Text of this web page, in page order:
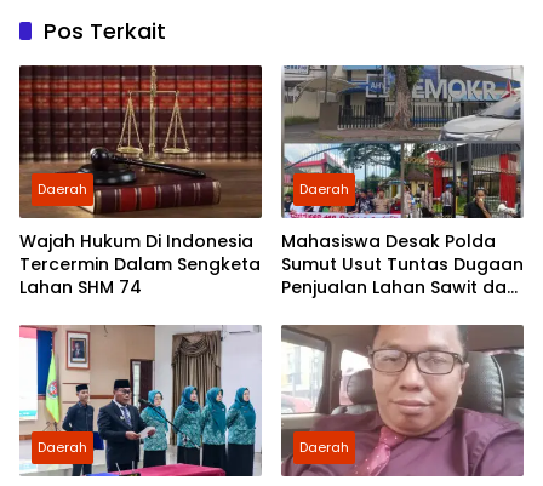
Pos Terkait
Daerah
Wajah Hukum Di Indonesia
Tercermin Dalam Sengketa
Lahan SHM 74
Daerah
Mahasiswa Desak Polda
Sumut Usut Tuntas Dugaan
Penjualan Lahan Sawit dan
Partai Demokrat Sumut
Daerah Daerah